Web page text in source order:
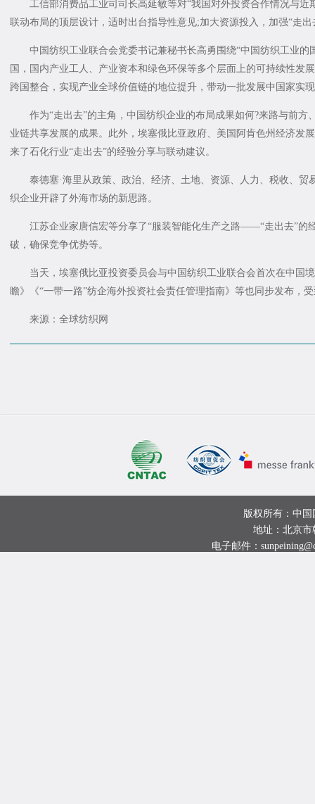
工信部消费品工业司司长高延敏等对“我国对外投资合作情况与近
联动布局的顶层设计，适时出台指导性意见;加大资源投入，加强“走
中国纺织工业联合会党委书记兼秘书长高勇围绕“中国纺织工业的
国，国内产业工人、产业资本和绿色环保等多个层面上的可持续性
跨国整合，实现产业全球价值链的地位提升，带动一批发展中国家实
作为“走出去”的主角，中国纺织企业的布局成果如何?来路与前方
业链共享发展的成果。此外，埃塞俄比亚政府、美国阿肯色州经济发
来了石化行业“走出去”的经验分享与联动建议。
泰德塞·海里从政策、政治、经济、土地、资源、人力、税收、贸
织企业开辟了外海市场的新思路。
江苏企业家唐信宏等分享了“服装智能化生产之路——“走出去”的经
破，确保竞争优势等。
当天，埃塞俄比亚投资委员会与中国纺织工业联合会首次在中国
瞻》《“一带一路”纺企海外投资社会责任管理指南》等也同步发布，
来源：全球纺织网